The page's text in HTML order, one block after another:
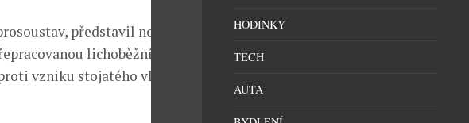
představil nový
lichoběžníkovou
vzniku stojatého vlnění
HODINKY
TECH
AUTA